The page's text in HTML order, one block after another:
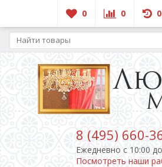
0 0 0
8 (495) 660-
Ежедневно c 10:00
Посмотреть наши